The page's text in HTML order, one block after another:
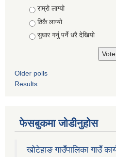
Choices
राम्रो लाग्यो
ठिकै लाग्यो
सुधार गर्नु पर्ने धरै देखियाे
Older polls
Results
फेसबुकमा जोडीनुहोस
खोटेहाङ गाउँपालिका गाउँ